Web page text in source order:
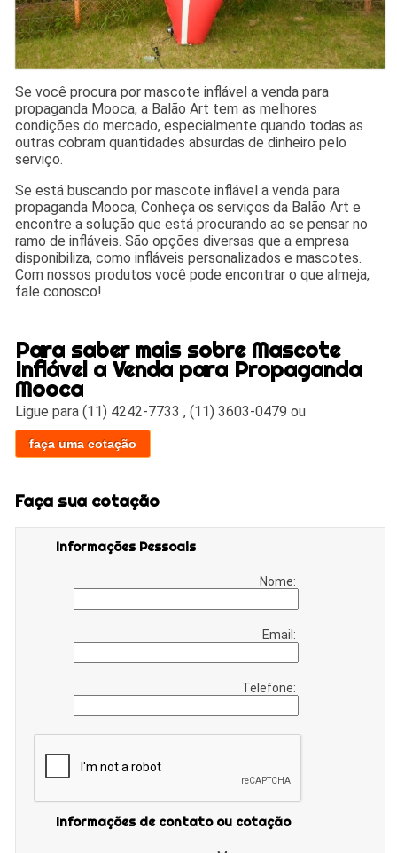
Se você procura por mascote inflável a venda para
propaganda Mooca, a Balão Art tem as melhores
condições do mercado, especialmente quando todas as
outras cobram quantidades absurdas de dinheiro pelo
serviço.
Se está buscando por mascote inflável a venda para
propaganda Mooca, Conheça os serviços da Balão Art e
encontre a solução que está procurando ao se pensar no
ramo de infláveis. São opções diversas que a empresa
disponibiliza, como infláveis personalizados e mascotes.
Com nossos produtos você pode encontrar o que almeja,
fale conosco!
Para saber mais sobre Mascote
Inflável a Venda para Propaganda
Mooca
Ligue para(11) 4242-7733 ,(11) 3603-0479 ou
faça uma cotação
Faça sua cotação
Informações Pessoais
Nome:
Email:
Telefone:
Informações de contato ou cotação